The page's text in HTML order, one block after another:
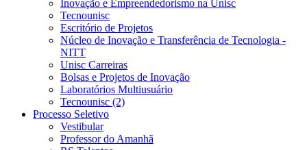
Inovação e Empreendedorismo na Unisc
Tecnounisc
Escritório de Projetos
Núcleo de Inovação e Transferência de Tecnologia -
NITT
Unisc Carreiras
Bolsas e Projetos de Inovação
Laboratórios Multiusuário
Tecnounisc (2)
Processo Seletivo
Vestibular
Professor do Amanhã